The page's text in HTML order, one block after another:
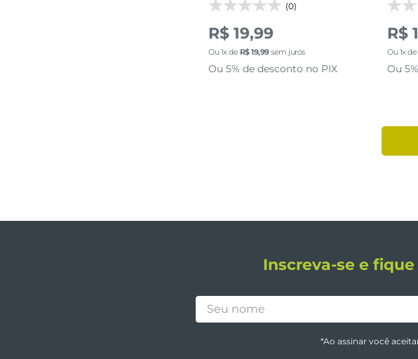
(0)
R$ 19,99
Ou1x de R$19,99sem juros
Ou 5% de desconto no PIX
R$
Ou1x de
Ou
Inscreva-se e
*Ao assinar você